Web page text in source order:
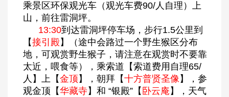
乘景区环保观光车（观光车费90/人自理）上
山，前往雷洞坪。
13:30到达雷洞坪停车场，步行1.5公里到
【接引殿】（途中会路过一个野生猴区分布
地，可观赏野生猴子，请注意在观赏时不要靠
太近，喂食等），乘索道【索道费用自理65/
人】上【金顶 】，朝拜【十方普贤圣像 】，参
观金顶【华藏寺】和 “银殿”【 卧云庵 】，天气